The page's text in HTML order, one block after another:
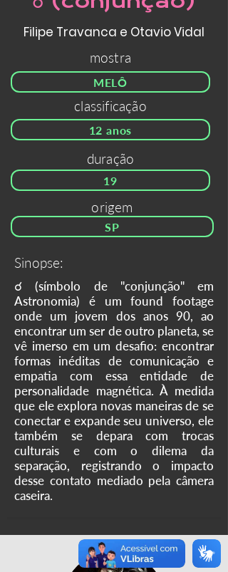
Filipe Travanca e Otavio Vidal
mostra
MELÔ
classificação
12 anos
duração
19
origem
SP
Sinopse:
☌ (símbolo de "conjunção" em
Astronomia) é um found footage
onde um jovem dos anos 90, ao
encontrar um ser de outro planeta, se
vê imerso em um desafio: encontrar
formas inéditas de comunicação e
empatia com essa entidade de
personalidade magnética. À medida
que ele explora novas maneiras de se
conectar e expande seu universo, ele
também se depara com trocas
culturais e com o dilema da
separação, registrando o impacto
desse contato mediado pela câmera
caseira.